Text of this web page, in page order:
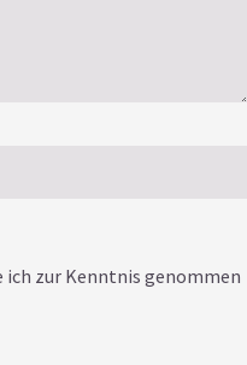
zur Kenntnis genommen